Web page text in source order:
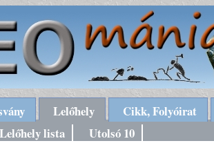
Lelőhely
Cikk, Folyóirat
Lelőhely lista Utolsó 10